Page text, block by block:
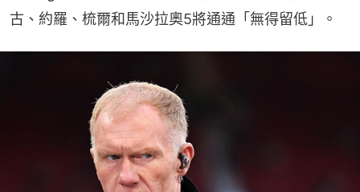
古、約羅、梳爾和馬沙拉奧5將通通「無得留低」。